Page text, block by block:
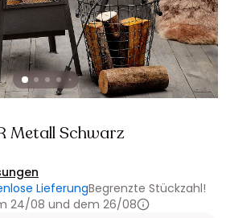
Metall Schwarz
LieferungBegrenzte Stückzahl!
24/08 und dem 26/08